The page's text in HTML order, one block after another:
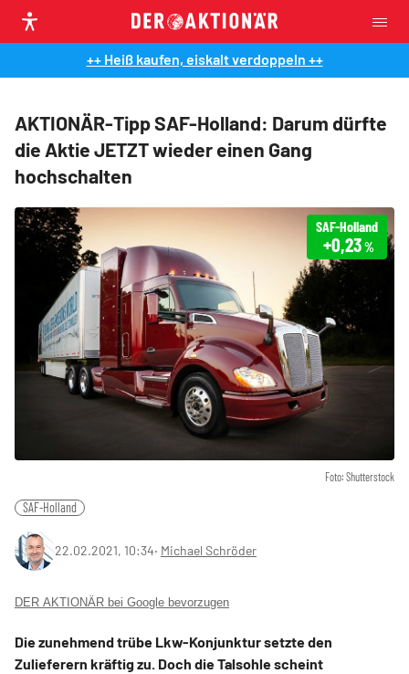
++ Heiß kaufen, eiskalt verdoppeln ++
AKTIONÄR-Tipp SAF-Holland: Darum dürfte
die Aktie JETZT wieder einen Gang
hochschalten
Foto: Shutterstock
SAF-Holland
+0,23%
SAF-Holland
22.02.2021, 10:34‧ Michael Schröder
DER AKTIONÄR bei Google bevorzugen
Die zunehmend trübe Lkw-Konjunktur setzte den
Zulieferern kräftig zu. Doch die Talsohle scheint